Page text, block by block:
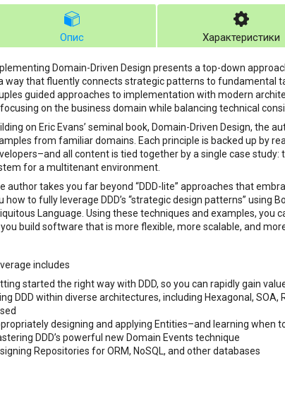
Опис Характеристики
Domain-Driven Design presents a top-down
way that fluently connects strategic patterns to fundamental
guided approaches to implementation with modern
on the business domain while balancing technical
on Eric Evans’ seminal book, Domain-Driven Design, the
from familiar domains. Each principle is backed up by
all content is tied together by a single case
for a multitenant environment.
author takes you far beyond “DDD-lite” approaches that
how to fully leverage DDD’s “strategic design patterns” using
Language. Using these techniques and examples, you
build software that is more flexible, more scalable, and
includes
started the right way with DDD, so you can rapidly gain
DDD within diverse architectures, including Hexagonal, SOA,
designing and applying Entities–and learning when
DDD’s powerful new Domain Events technique
Repositories for ORM, NoSQL, and other databases